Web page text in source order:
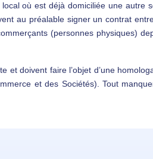
où est déjà domiciliée une autre
au préalable signer un contrat
(personnes physiques)
et doivent faire l’objet d’une
et des Sociétés). Tout